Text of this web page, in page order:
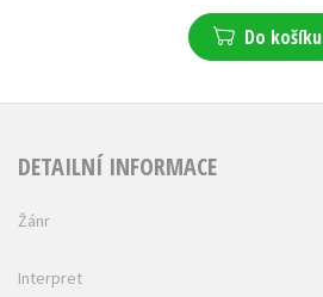
Do košíku
DETAILNÍ INFORMACE
Žánr
Interpret